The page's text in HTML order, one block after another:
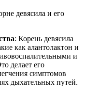
девясила и его
: Корень девясила
как алантолактон и
и
делает его
симптомов
дыхательных путей.